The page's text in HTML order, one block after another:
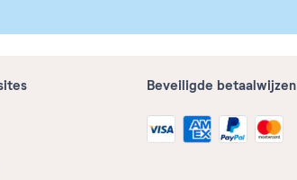
Beveiligde betaalwijzen